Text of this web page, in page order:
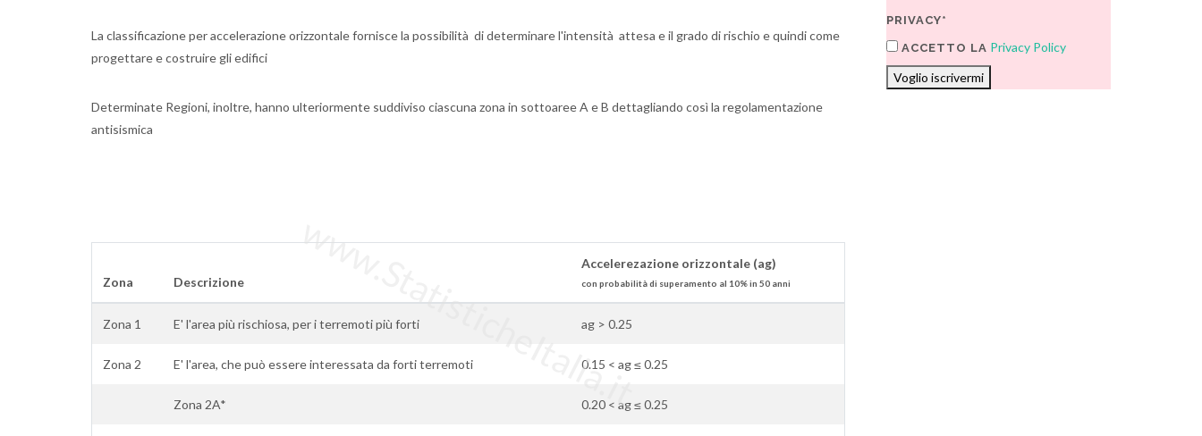
La classificazione per accelerazione orizzontale fornisce la possibilità di determinare l'intensità attesa e il grado di rischio e quindi come
progettare e costruire gli edifici
Determinate Regioni, inoltre, hanno ulteriormente suddiviso ciascuna zona in sottoaree A e B dettagliando così la regolamentazione
antisismica
Zona Descrizione
Accelerezazione orizzontale (ag)
con probabilità di superamento al 10% in 50 anni
Zona 1 E' l'area più rischiosa, per i terremoti più forti ag > 0.25
Zona 2 E' l'area, che può essere interessata da forti terremoti 0.15 < ag ≤ 0.25
Zona 2A* 0.20 < ag ≤ 0.25
www.StatisticheItalia.it
PRIVACY*
ACCETTO LA Privacy Policy
Voglio iscrivermi